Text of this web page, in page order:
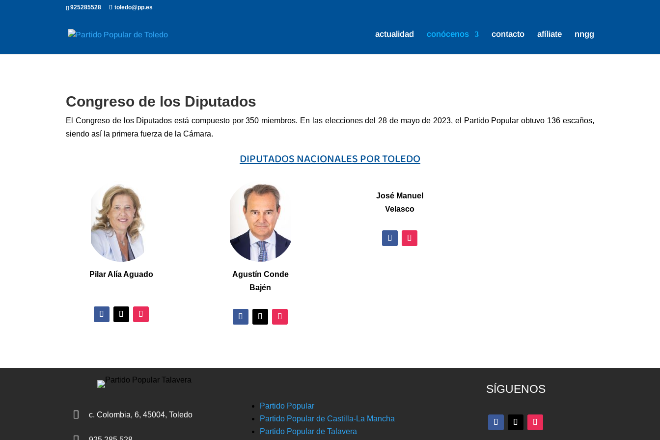
925285528 toledo@pp.es
actualidad conócenos contacto afíliate nngg
Congreso de los Diputados
El Congreso de los Diputados está compuesto por 350 miembros. En las elecciones del 28 de mayo de 2023, el Partido Popular obtuvo 136 escaños,
siendo así la primera fuerza de la Cámara.
DIPUTADOS NACIONALES POR TOLEDO
PilarAlía Aguado
Agustín Conde
Bajén
José Manuel
Velasco
 c. Colombia, 6, 45004, Toledo
Partido Popular
Partido Popular de Castilla-La Mancha
Partido Popular de Talavera
SÍGUENOS